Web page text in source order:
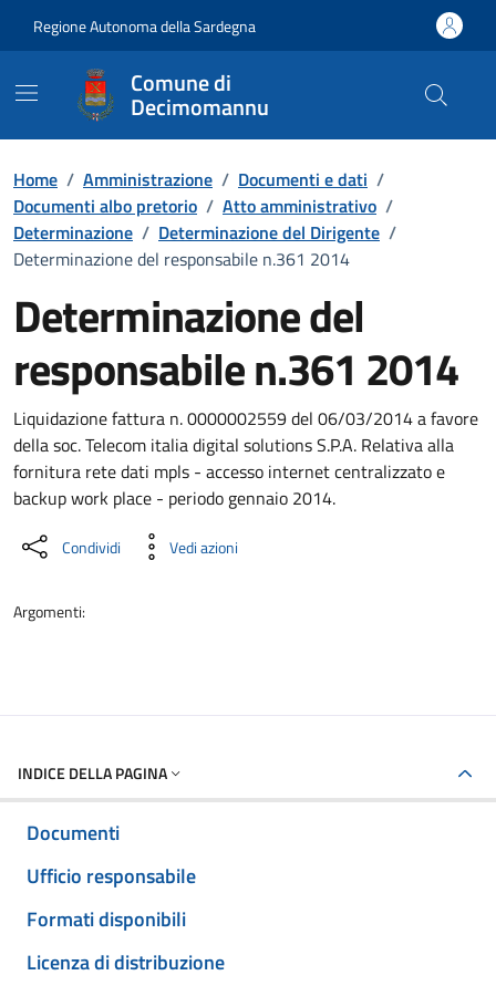
Regione Autonoma della Sardegna
Comune di
Decimomannu
Home / Amministrazione / Documenti e dati /
Documenti albo pretorio / Atto amministrativo /
Determinazione / Determinazione del Dirigente /
Determinazione del responsabile n.361 2014
Determinazione del
responsabile n.361 2014
Dettaglio del documento
Liquidazione fattura n. 0000002559 del 06/03/2014 a favore
della soc. Telecom italia digital solutions S.P.A. Relativa alla
fornitura rete dati mpls - accesso internet centralizzato e
backup work place - periodo gennaio 2014.
Condividi Vedi azioni
Argomenti:
INDICE DELLA PAGINA
Documenti
Ufficio responsabile
Formati disponibili
Licenza di distribuzione